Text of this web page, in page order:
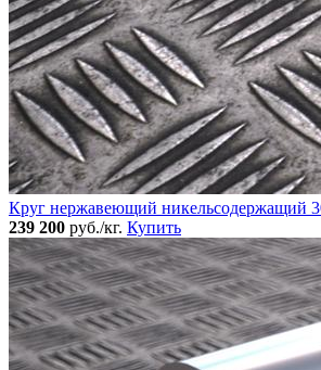
Круг нержавеющий никельсодержащий
239 200 руб./кг. Купить